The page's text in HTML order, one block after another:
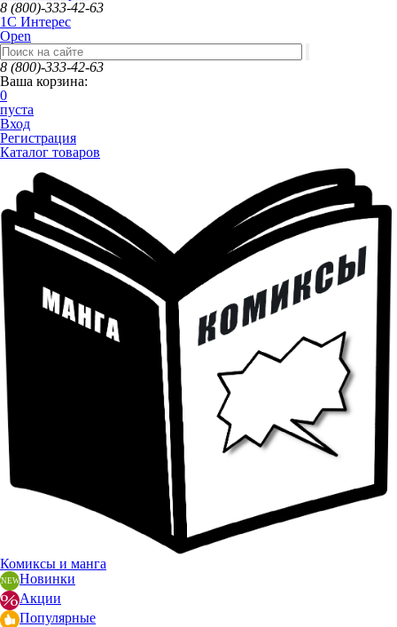
8 (800)-333-42-63
1C Интерес
Open
8 (800)-333-42-63
Ваша корзина:
0
пуста
Вход
Регистрация
Каталог товаров
Комиксы и манга
Новинки
Акции
Популярные